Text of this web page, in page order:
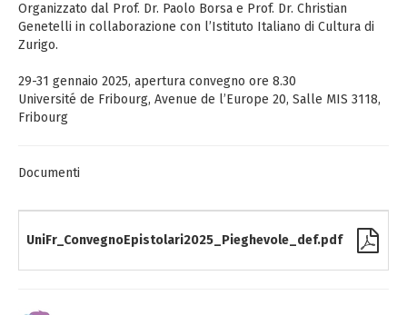
Organizzato dal Prof. Dr. Paolo Borsa e Prof. Dr. Christian
Genetelli in collaborazione con l’Istituto Italiano di Cultura di
Zurigo.
29-31 gennaio 2025, apertura convegno ore 8.30
Université de Fribourg, Avenue de l’Europe 20, Salle MIS 3118,
Fribourg
Documenti
UniFr_ConvegnoEpistolari2025_Pieghevole_def.pdf